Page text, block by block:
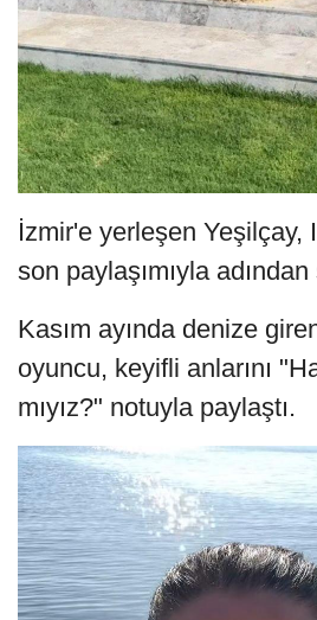
İzmir'e yerleşen Yeşilçay,
son paylaşımıyla
Kasım ayında denize
oyuncu, keyifli anlarını
mıyız?" notuyla paylaştı.